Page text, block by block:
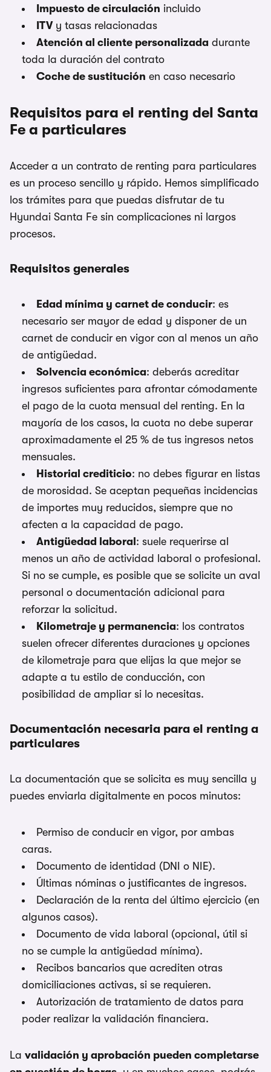
Impuesto de circulación incluido
ITVy tasas relacionadas
Atención al cliente personalizada durante
toda la duración del contrato
Coche de sustitución en caso necesario
Requisitos para el renting del Santa
Fe a particulares
Acceder a un contrato de renting para particulares
es un proceso sencillo y rápido. Hemos simplificado
los trámites para que puedas disfrutar de tu
Hyundai Santa Fe sin complicaciones ni largos
procesos.
Requisitos generales
Edad mínima y carnet de conducir: es
necesario ser mayor de edad y disponer de un
carnet de conducir en vigor con al menos un año
de antigüedad.
Solvencia económica: deberás acreditar
ingresos suficientes para afrontar cómodamente
el pago de la cuota mensual del renting. En la
mayoría de los casos, la cuota no debe superar
aproximadamente el 25 % de tus ingresos netos
mensuales.
Historial crediticio: no debes figurar en listas
de morosidad. Se aceptan pequeñas incidencias
de importes muy reducidos, siempre que no
afecten a la capacidad de pago.
Antigüedad laboral : suele requerirse al
menos un año de actividad laboral o profesional.
Si no se cumple, es posible que se solicite un aval
personal o documentación adicional para
reforzar la solicitud.
Kilometraje y permanencia: los contratos
suelen ofrecer diferentes duraciones y opciones
de kilometraje para que elijas la que mejor se
adapte a tu estilo de conducción, con
posibilidad de ampliar si lo necesitas.
Documentación necesaria para el renting a
particulares
La documentación que se solicita es muy sencilla y
puedes enviarla digitalmente en pocos minutos:
Permiso de conducir en vigor, por ambas
caras.
Documento de identidad (DNI o NIE).
Últimas nóminas o justificantes de ingresos.
Declaración de la renta del último ejercicio (en
algunos casos).
Documento de vida laboral (opcional, útil si
no se cumple la antigüedad mínima).
Recibos bancarios que acrediten otras
domiciliaciones activas, si se requieren.
Autorización de tratamiento de datos para
poder realizar la validación financiera.
La validación y aprobación pueden completarse